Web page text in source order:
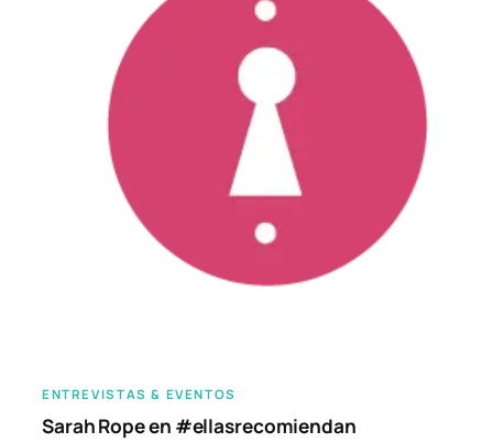
ENTREVISTAS & EVENTOS
Sarah Rope en #ellasrecomiendan